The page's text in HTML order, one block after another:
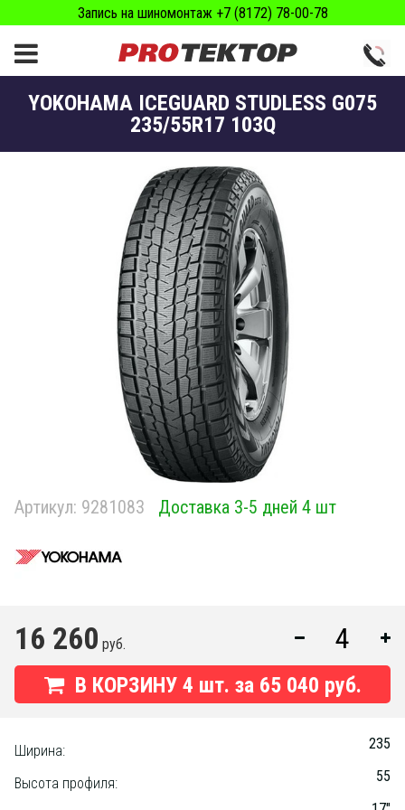
Запись на шиномонтаж +7 (8172) 78-00-78
YOKOHAMA ICEGUARD STUDLESS G075
235/55R17 103Q
Артикул: 9281083 Доставка 3-5 дней 4 шт
16 260 руб.
В КОРЗИНУ 4 шт. за 65 040 руб.
Ширина: 235
Высота профиля: 55